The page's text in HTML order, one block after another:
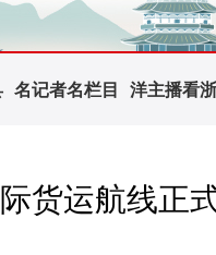
名记者名栏目 洋主播看
货运航线正